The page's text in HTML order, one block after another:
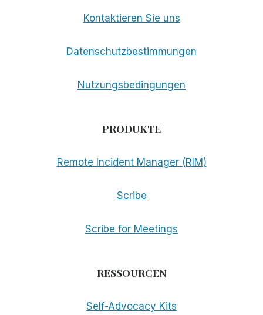
Kontaktieren Sie uns
Datenschutzbestimmungen
Nutzungsbedingungen
PRODUKTE
Remote Incident Manager (RIM)
Scribe
Scribe for Meetings
RESSOURCEN
Self-Advocacy Kits